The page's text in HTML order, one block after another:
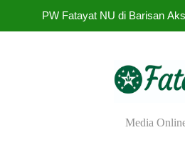
PW Fatayat NU di Barisan
Fatayat NU
Media